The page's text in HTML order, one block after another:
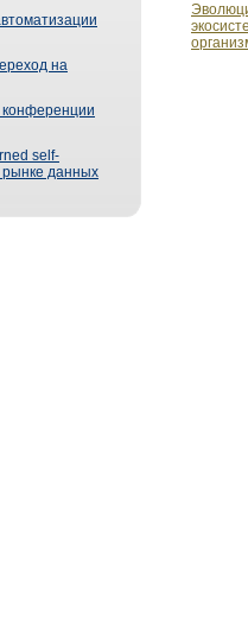
на
конференции
self-
рынке данных